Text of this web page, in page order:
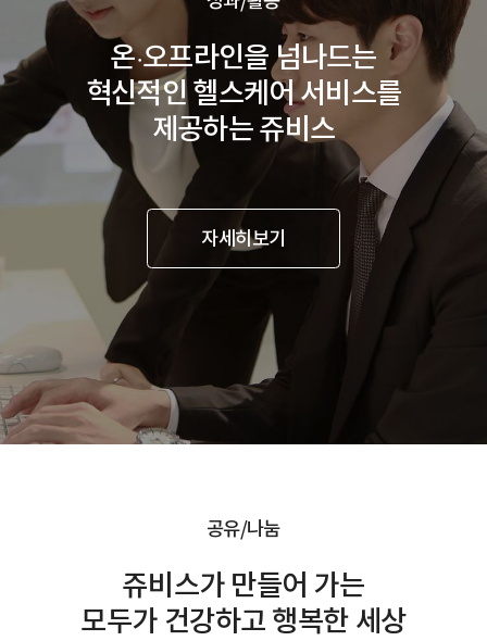
온·오프라인을 넘나드는
혁신적인 헬스케어 서비스를
제공하는 쥬비스
자세히보기
공유/나눔
쥬비스가 만들어 가는
모두가 건강하고 행복한 세상